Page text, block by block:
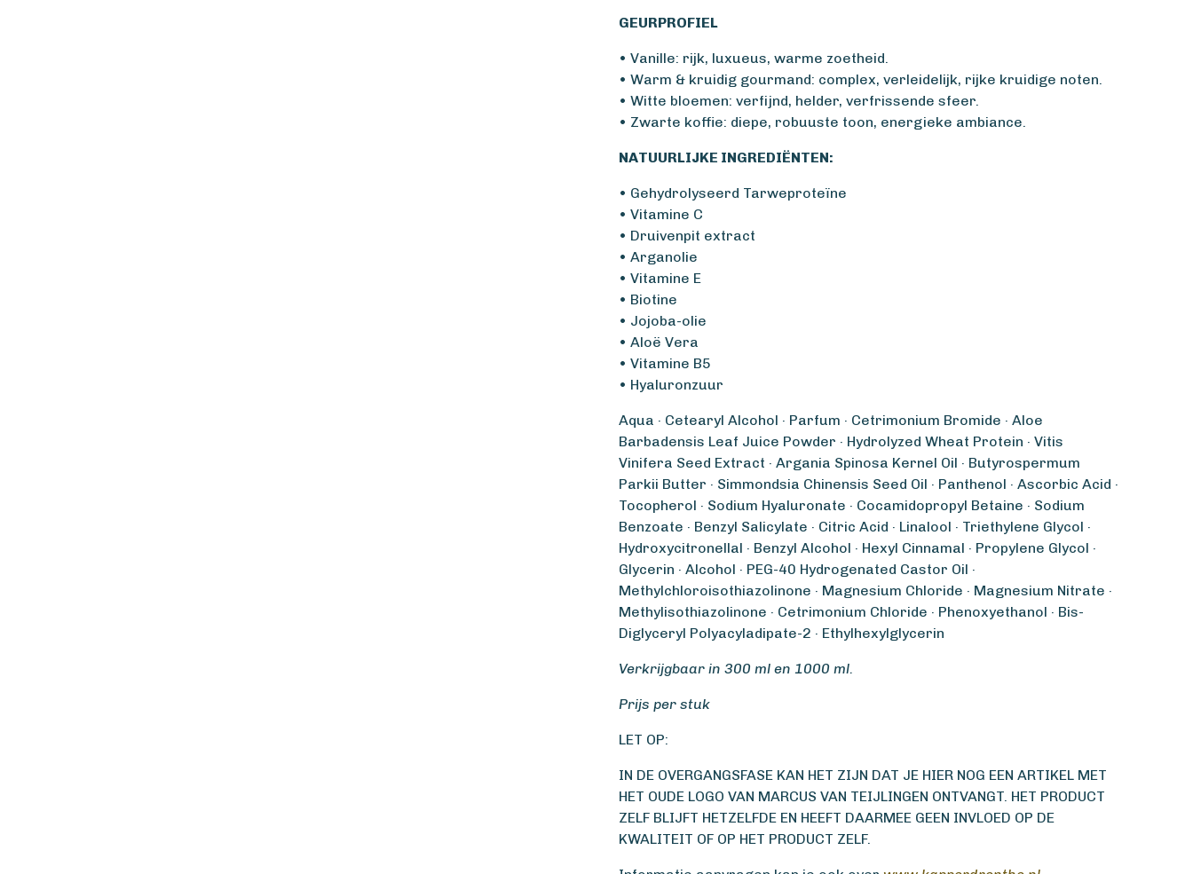
GEURPROFIEL
• Vanille: rijk, luxueus, warme zoetheid.
• Warm & kruidig gourmand: complex, verleidelijk, rijke kruidige noten.
• Witte bloemen: verfijnd, helder, verfrissende sfeer.
• Zwarte koffie: diepe, robuuste toon, energieke ambiance.
NATUURLIJKE INGREDIËNTEN:
• Gehydrolyseerd Tarweproteïne
• Vitamine C
• Druivenpit extract
• Arganolie
• Vitamine E
• Biotine
• Jojoba-olie
• Aloë Vera
• Vitamine B5
• Hyaluronzuur
Aqua · Cetearyl Alcohol · Parfum · Cetrimonium Bromide · Aloe
Barbadensis Leaf Juice Powder · Hydrolyzed Wheat Protein · Vitis
Vinifera Seed Extract · Argania Spinosa Kernel Oil · Butyrospermum
Parkii Butter · Simmondsia Chinensis Seed Oil · Panthenol · Ascorbic Acid ·
Tocopherol · Sodium Hyaluronate · Cocamidopropyl Betaine · Sodium
Benzoate · Benzyl Salicylate · Citric Acid · Linalool · Triethylene Glycol ·
Hydroxycitronellal · Benzyl Alcohol · Hexyl Cinnamal · Propylene Glycol ·
Glycerin · Alcohol · PEG-40 Hydrogenated Castor Oil ·
Methylchloroisothiazolinone · Magnesium Chloride · Magnesium Nitrate ·
Methylisothiazolinone · Cetrimonium Chloride · Phenoxyethanol · Bis-
Diglyceryl Polyacyladipate-2 · Ethylhexylglycerin
Verkrijgbaar in 300 ml en 1000 ml.
Prijs per stuk
LET OP:
IN DE OVERGANGSFASE KAN HET ZIJN DAT JE HIER NOG EEN ARTIKEL MET
HET OUDE LOGO VAN MARCUS VAN TEIJLINGEN ONTVANGT. HET PRODUCT
ZELF BLIJFT HETZELFDE EN HEEFT DAARMEE GEEN INVLOED OP DE
KWALITEIT OF OP HET PRODUCT ZELF.